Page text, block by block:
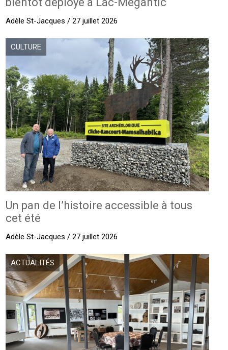
Adèle St-Jacques / 27 juillet 2026
CULTURE
Un pan de l’histoire accessible à tous
cet été
Adèle St-Jacques / 27 juillet 2026
ACTUALITÉS